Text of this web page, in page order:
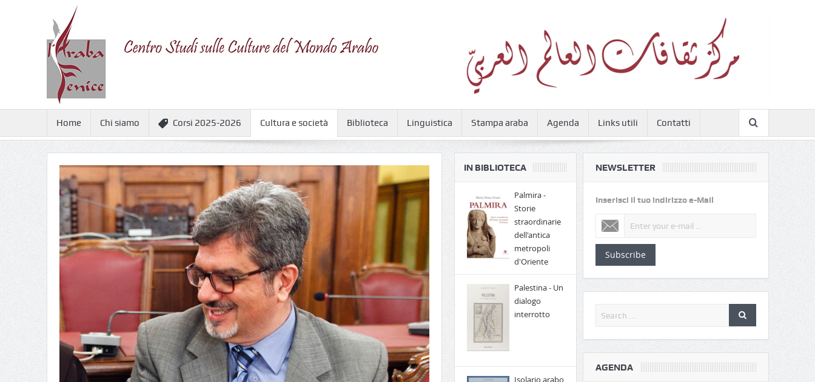
Home Chi siamo Corsi 2025-2026 Cultura e società Biblioteca Linguistica Stampa araba Agenda Links utili Contatti
IN BIBLIOTECA
Palmira -
Storie
straordinarie
dell'antica
metropoli
d'Oriente
Palestina - Un
dialogo
interrotto
Isolario arabo
NEWSLETTER
Inserisci il tuo indirizzo e-Mail
Subscribe
AGENDA